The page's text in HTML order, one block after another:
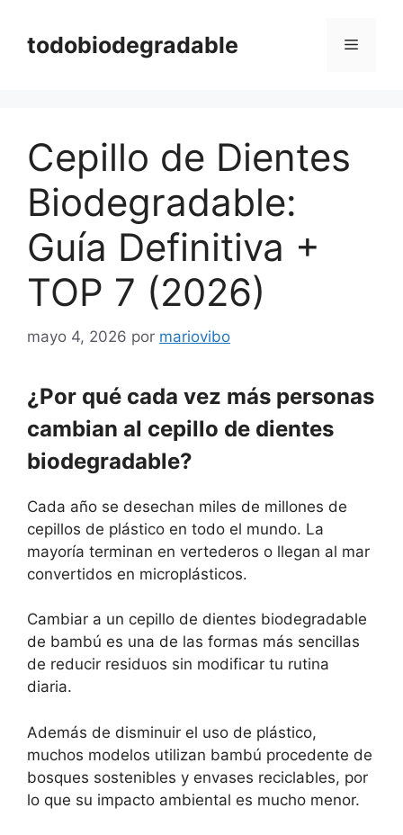
contenido
todobiodegradable Menú
Cepillo de Dientes
Biodegradable:
Guía Definitiva +
TOP 7 (2026)
mayo 4, 2026 por mariovibo
¿Por qué cada vez más personas
cambian al cepillo de dientes
biodegradable?
Cada año se desechan miles de millones de
cepillos de plástico en todo el mundo. La
mayoría terminan en vertederos o llegan al mar
convertidos en microplásticos.
Cambiar a un cepillo de dientes biodegradable
de bambú es una de las formas más sencillas
de reducir residuos sin modificar tu rutina
diaria.
Además de disminuir el uso de plástico,
muchos modelos utilizan bambú procedente de
bosques sostenibles y envases reciclables, por
lo que su impacto ambiental es mucho menor.